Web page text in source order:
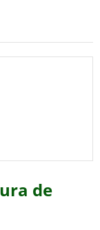
de